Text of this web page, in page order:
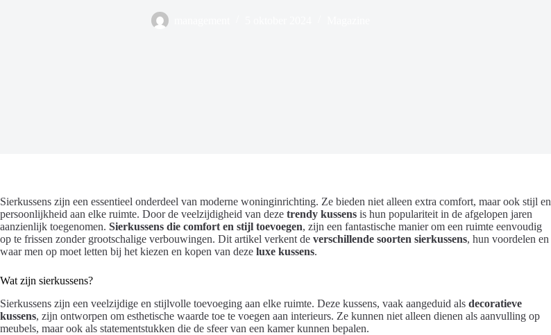
Sierkussens zijn een essentieel onderdeel van moderne woninginrichting. Ze bieden niet alleen extra comfort, maar ook stijl en
persoonlijkheid aan elke ruimte. Door de veelzijdigheid van deze trendy kussens is hun populariteit in de afgelopen jaren
aanzienlijk toegenomen. Sierkussens die comfort en stijl toevoegen, zijn een fantastische manier om een ruimte eenvoudig
op te frissen zonder grootschalige verbouwingen. Dit artikel verkent de verschillende soorten sierkussens, hun voordelen en
waar men op moet letten bij het kiezen en kopen van deze luxe kussens.
Wat zijn sierkussens?
Sierkussens zijn een veelzijdige en stijlvolle toevoeging aan elke ruimte. Deze kussens, vaak aangeduid als decoratieve
kussens, zijn ontworpen om esthetische waarde toe te voegen aan interieurs. Ze kunnen niet alleen dienen als aanvulling op
meubels, maar ook als statementstukken die de sfeer van een kamer kunnen bepalen.